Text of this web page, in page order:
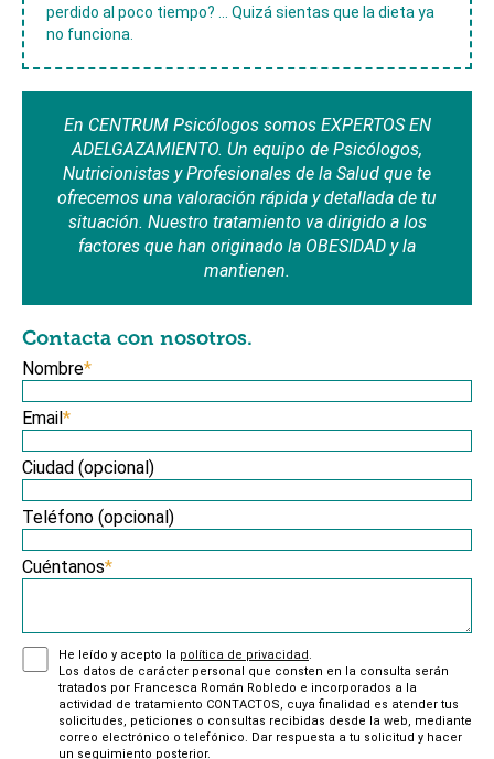
perdido al poco tiempo? ... Quizá sientas que la dieta ya
no funciona.
En CENTRUM Psicólogos somos EXPERTOS EN
ADELGAZAMIENTO. Un equipo de Psicólogos,
Nutricionistas y Profesionales de la Salud que te
ofrecemos una valoración rápida y detallada de tu
situación. Nuestro tratamiento va dirigido a los
factores que han originado la OBESIDAD y la
mantienen.
Contacta con nosotros.
Nombre*
Email*
Ciudad (opcional)
Teléfono (opcional)
Cuéntanos*
He leído y acepto la política de privacidad.
Los datos de carácter personal que consten en la consulta serán
tratados por Francesca Román Robledo e incorporados a la
actividad de tratamiento CONTACTOS, cuya finalidad es atender tus
solicitudes, peticiones o consultas recibidas desde la web, mediante
correo electrónico o telefónico. Dar respuesta a tu solicitud y hacer
un seguimiento posterior.